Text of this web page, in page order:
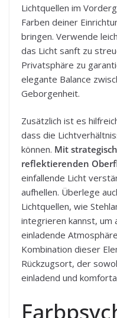
Lichtquellen im
Farben deiner
bringen. Verwende
das Licht sanft zu
Privatsphäre zu
elegante Balance
Geborgenheit.
Zusätzlich ist es
dass die
können. Mit
reflektierenden
einfallende Licht
aufhellen. Überlege
Lichtquellen, wie
integrieren kannst, um
einladende
Kombination dieser
Rückzugsort, der
einladend und